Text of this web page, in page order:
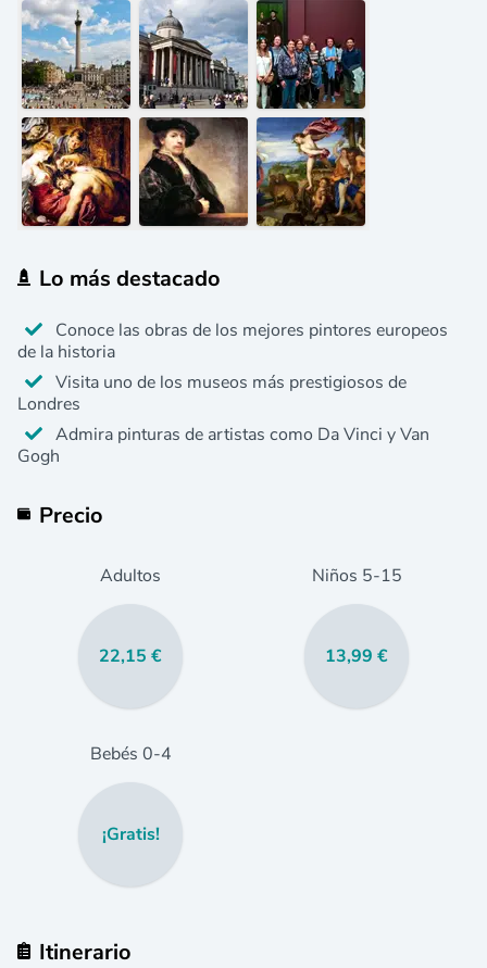
Lo más destacado
Conoce las obras de los mejores pintores europeos
de la historia
Visita uno de los museos más prestigiosos de
Londres
Admira pinturas de artistas como Da Vinci y Van
Gogh
Precio
Adultos
22,15 €
Niños 5-15
13,99 €
Bebés 0-4
¡Gratis!
Itinerario